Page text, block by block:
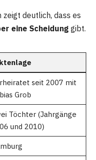
deutlich, dass es
eine Scheidung gibt.
seit 2007 mit
Grob
Töchter (Jahrgänge
und 2010)